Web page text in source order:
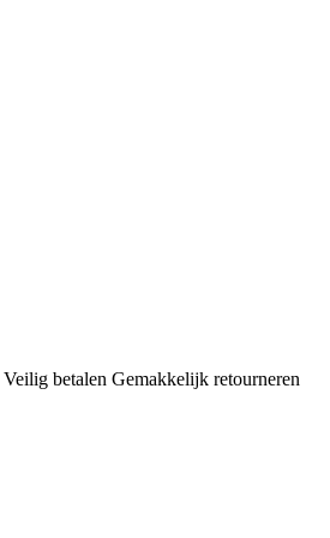
Veilig betalen Gemakkelijk retourneren